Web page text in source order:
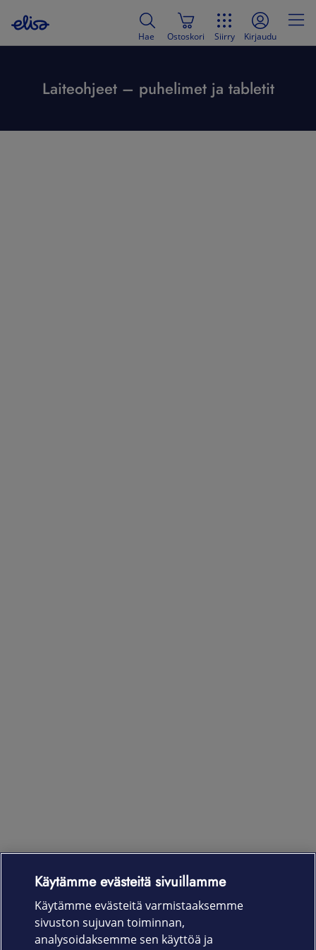
Hae Ostoskori Siirry Kirjaudu
Laiteohjeet – puhelimet ja tabletit
Laitteet & liittymät
Palvelut
Käytämme evästeitä sivuillamme
Käytämme evästeitä varmistaaksemme
sivuston sujuvan toiminnan,
analysoidaksemme sen käyttöä ja